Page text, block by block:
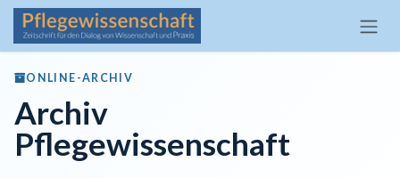
Zum Inhalt springen
ONLINE-ARCHIV
Archiv
Pflegewissenschaft